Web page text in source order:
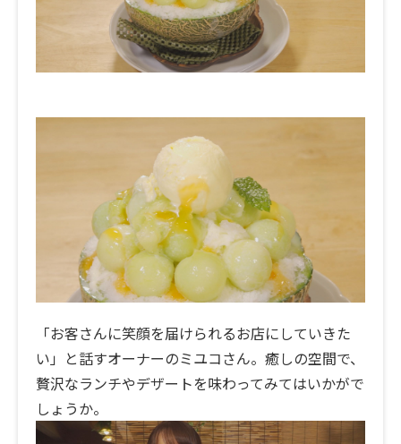
「お客さんに笑顔を届けられるお店にしていきた
い」と話すオーナーのミユコさん。癒しの空間で、
贅沢なランチやデザートを味わってみてはいかがで
しょうか。